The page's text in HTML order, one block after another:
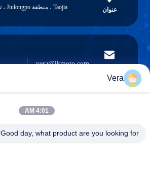
عنوان
Taojia ، منطقة Jiulongpo ، تشونغتشينغ ، الصين
الإلكتروني
vera@lkmoto.com
هاتف
Vera
4:01 AM
Good day, what product are you looking for?